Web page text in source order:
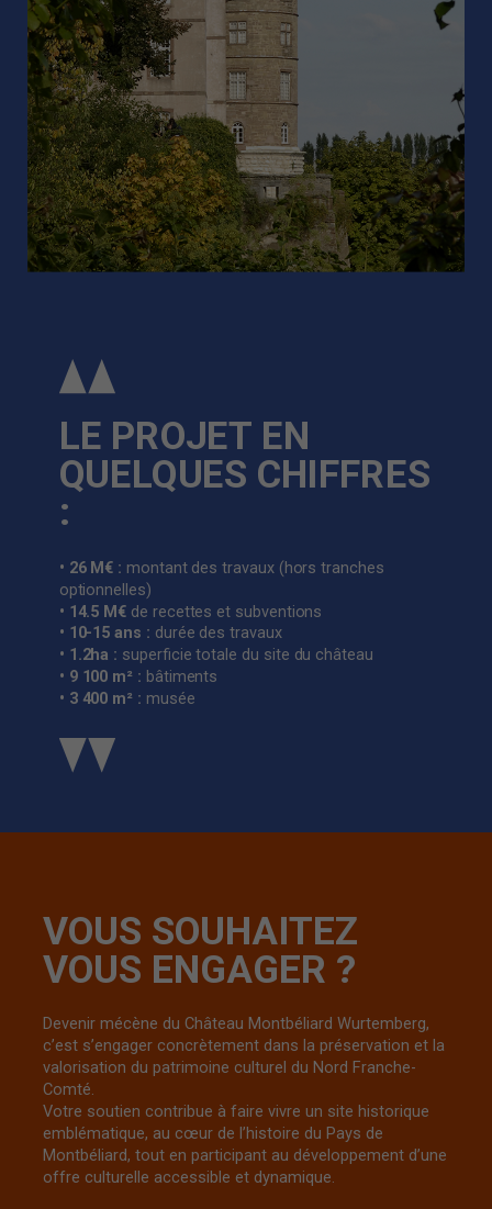
LE PROJET EN
QUELQUES CHIFFRES
:
• 26 M€ : montant des travaux (hors tranches
optionnelles)
• 14.5 M€ de recettes et subventions
• 10-15 ans : durée des travaux
• 1.2ha : superficie totale du site du château
• 9 100 m² : bâtiments
• 3 400 m² : musée
VOUS SOUHAITEZ
VOUS ENGAGER ?
Devenir mécène du Château Montbéliard Wurtemberg,
c’est s’engager concrètement dans la préservation et la
valorisation du patrimoine culturel du Nord Franche-
Comté.
Votre soutien contribue à faire vivre un site historique
emblématique, au cœur de l’histoire du Pays de
Montbéliard, tout en participant au développement d’une
offre culturelle accessible et dynamique.